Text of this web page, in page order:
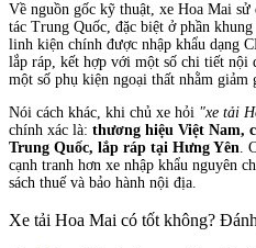
Về nguồn gốc kỹ thuật, xe Hoa Mai
tác Trung Quốc, đặc biệt ở phần
linh kiện chính được nhập khẩu dạng
lắp ráp, kết hợp với một số chi tiết nội
một số phụ kiện ngoại thất nhằm giảm
Nói cách khác, khi chủ xe hỏi "xe tải
chính xác là: thương hiệu Việt Nam,
Trung Quốc, lắp ráp tại Hưng Yên.
cạnh tranh hơn xe nhập khẩu nguyên
sách thuế và bảo hành nội địa.
Xe tải Hoa Mai có tốt không?